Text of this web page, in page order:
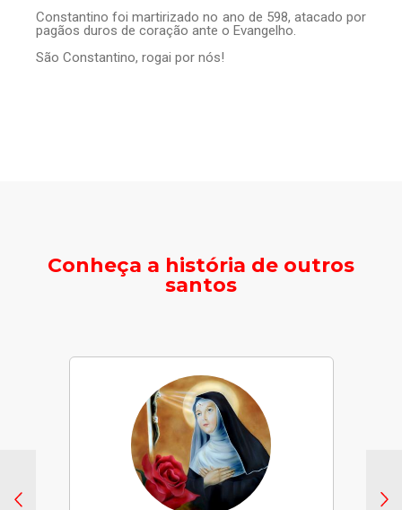
Constantino foi martirizado no ano de 598, atacado por
pagãos duros de coração ante o Evangelho.
São Constantino, rogai por nós!
Conheça a história de outros
santos